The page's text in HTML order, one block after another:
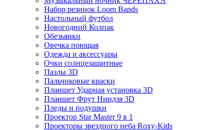
Набор резинок Loom Bands
Настольный футбол
Новогодний Колпак
Обезьянки
Овечка поющая
Одежда и аксессуары
Очки солнцезащитные
Пазлы 3D
Пальчиковые краски
Планшет Ударная установка 3D
Планшет Фрут Ниндзя 3D
Пледы и подушки
Проектор Star Master 9 в 1
Проекторы звездного неба Roxy-Kids